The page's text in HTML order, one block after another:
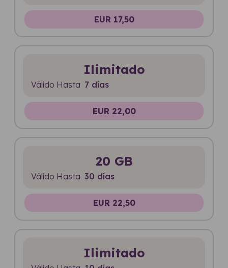
EUR 17,50
Ilimitado
Válido Hasta 7 días
EUR 22,00
20 GB
Válido Hasta 30 días
EUR 22,50
Ilimitado